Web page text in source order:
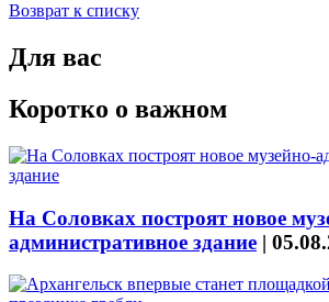
Возврат к списку
Для вас
Коротко о важном
На Соловках построят новое
административное здание |